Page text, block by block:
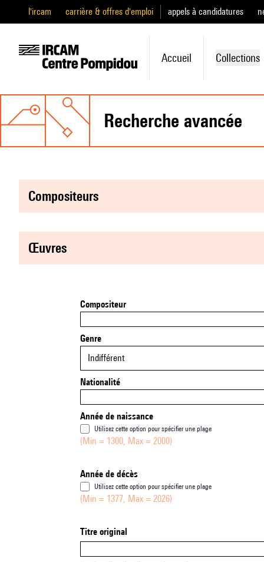
l'ircam carrière & offres d'emploi appels à candidatures
Accueil Collections
recherche avancée
compositeurs
œuvres
Compositeur
Genre
Indifférent
Nationalité
Année de naissance
Utilisez cette option pour spécifier une plage
(Min = 1300, Max = 2000)
Année de décès
Utilisez cette option pour spécifier une plage
(Min = 1377, Max = 2026)
Titre original